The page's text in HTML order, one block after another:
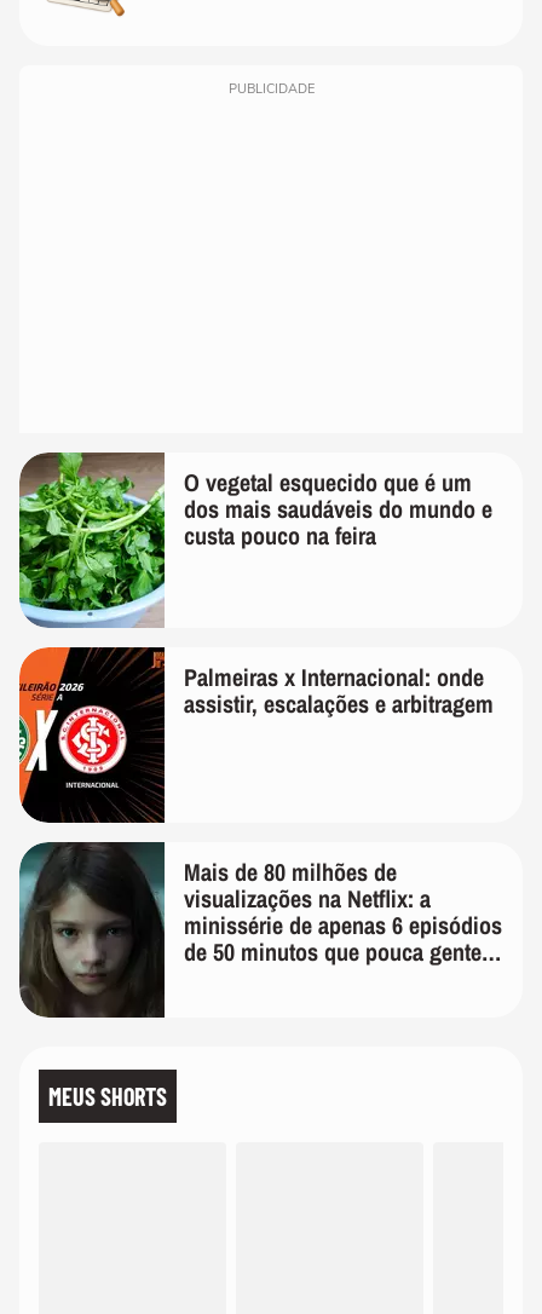
PUBLICIDADE
O vegetal esquecido que é um
dos mais saudáveis do mundo e
custa pouco na feira
Palmeiras x Internacional: onde
assistir, escalações e arbitragem
Mais de 80 milhões de
visualizações na Netflix: a
minissérie de apenas 6 episódios
de 50 minutos que pouca gente
MEUS SHORTS